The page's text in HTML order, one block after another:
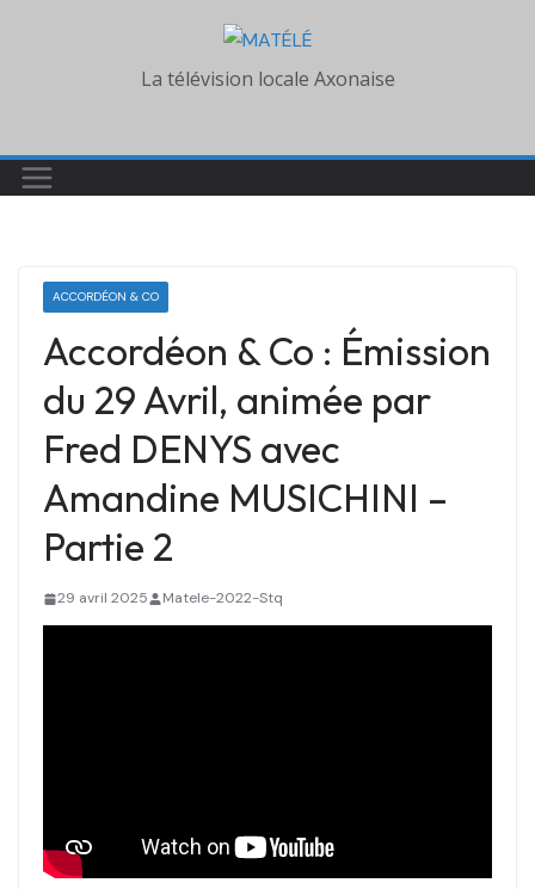
La télévision locale Axonaise
ACCORDÉON & CO
Accordéon & Co : Émission
du 29 Avril, animée par
Fred DENYS avec
Amandine MUSICHINI –
Partie 2
29 avril 2025 Matele-2022-Stq